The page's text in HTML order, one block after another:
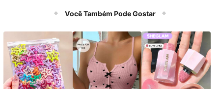
Você Também Pode Gostar